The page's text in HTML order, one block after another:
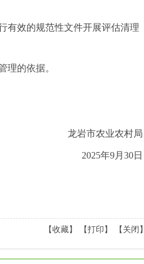
效的规范性文件开展评估清理
的依据。
龙岩市农业农村局
2025年9月30日
【收藏】 【打印 】 【 关闭 】